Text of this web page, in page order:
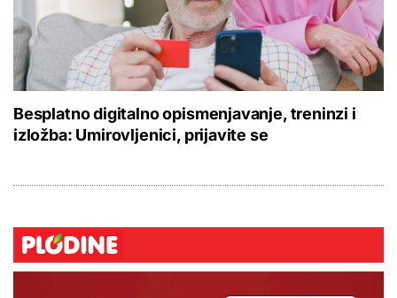
Besplatno digitalno opismenjavanje, treninzi i
izložba: Umirovljenici, prijavite se